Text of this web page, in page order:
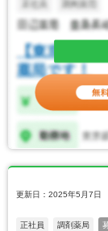
更新日：2025年5月7日
正社員 調剤薬局